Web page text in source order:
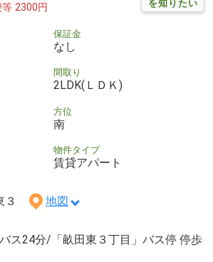
を知りたい
2300円
保証金
なし
間取り
2LDK(ＬＤＫ)
方位
南
物件タイプ
賃貸アパート
３ 地図
ス24分/「畝田東３丁目」バス停 停歩